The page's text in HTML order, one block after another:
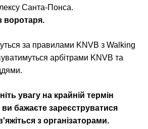
Санта-Понса.
воротаря.
за правилами KNVB з Walking
арбітрами KNVB та
увагу на крайній термін
ви бажаєте зареєструватися
з організаторами.